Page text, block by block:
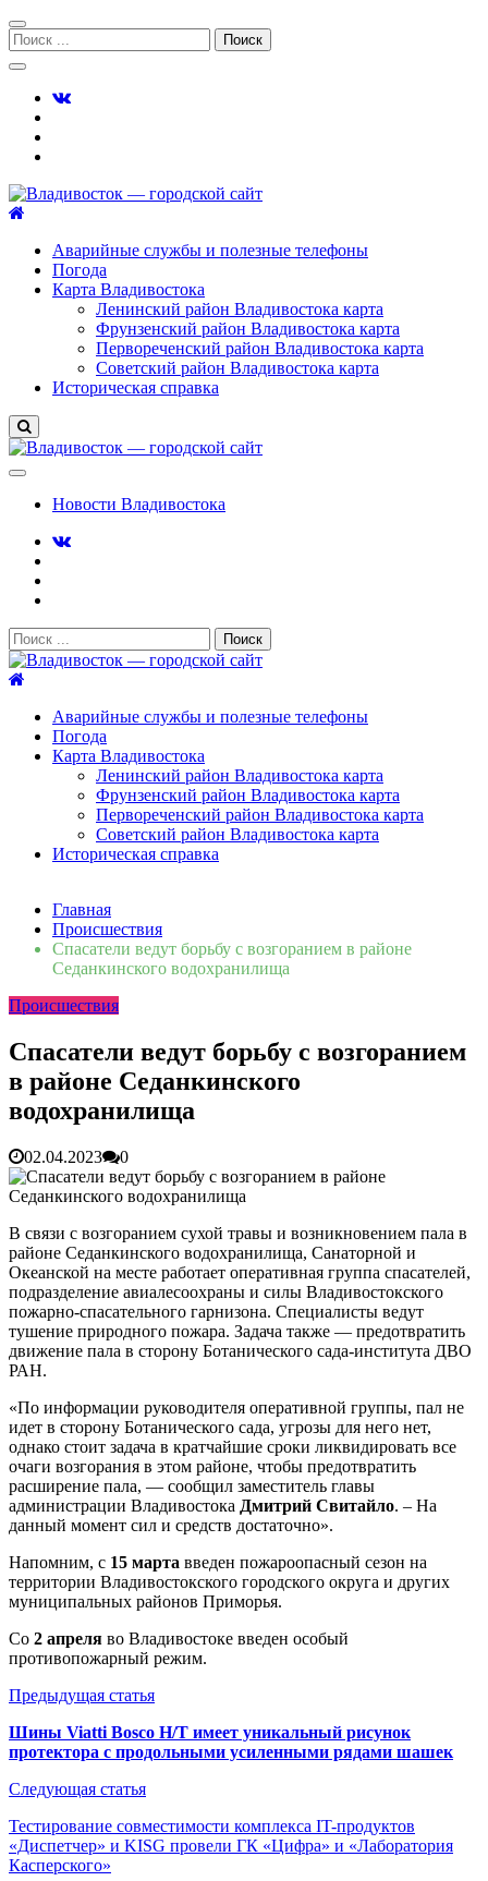
Перейти
к
навигации
Перейти
к
содержимому
Поиск:
Аварийные службы и полезные телефоны
Погода
Карта Владивостока
Ленинский район Владивостока карта
Фрунзенский район Владивостока карта
Первореченский район Владивостока карта
Советский район Владивостока карта
Историческая справка
Новости Владивостока
Поиск:
Аварийные службы и полезные телефоны
Погода
Карта Владивостока
Ленинский район Владивостока карта
Фрунзенский район Владивостока карта
Первореченский район Владивостока карта
Советский район Владивостока карта
Историческая справка
Сломалась бытовая техника во Владивостоке: как
быстро вернуть комфорт в дом и из...06.08.2026
Мобильная реклама на общественном транспорте: как
Во Владивостоке найдут хозяев незаконных сбросов в
Зарядка с полицейскими, бои кудо и семафорная азбука:
во Владивостоке прошла мас... 07.07.2026
Вельгодский Олег Николаевич15.03.2026
Бочин Сергей Витальевич
Ходнева Василиса Валентиновна
Аксенов Александр Валентинович
Русинов Денис Александрович15.03.2026
Главная
Происшествия
Спасатели ведут борьбу с возгоранием в районе
Седанкинского водохранилища
Происшествия
Спасатели ведут борьбу с возгоранием
в районе Седанкинского
водохранилища
02.04.2023 0
В связи с возгоранием сухой травы и возникновением пала в
районе Седанкинского водохранилища, Санаторной и
Океанской на месте работает оперативная группа спасателей,
подразделение авиалесоохраны и силы Владивостокского
пожарно-спасательного гарнизона. Специалисты ведут
тушение природного пожара. Задача также — предотвратить
движение пала в сторону Ботанического сада-института ДВО
РАН.
«По информации руководителя оперативной группы, пал не
идет в сторону Ботанического сада, угрозы для него нет,
однако стоит задача в кратчайшие сроки ликвидировать все
очаги возгорания в этом районе, чтобы предотвратить
расширение пала, — сообщил заместитель главы
администрации Владивостока Дмитрий Свитайло. – На
данный момент сил и средств достаточно».
Напомним, с 15 марта введен пожароопасный сезон на
территории Владивостокского городского округа и других
муниципальных районов Приморья.
Со 2 апреля во Владивостоке введен особый
противопожарный режим.
Навигация
по
записям
Предыдущая статья
Шины Viatti Bosco H/T имеет уникальный рисунок
протектора с продольными усиленными рядами шашек
Следующая статья
Тестирование совместимости комплекса IT-продуктов
«Диспетчер» и KISG провели ГК «Цифра» и «Лаборатория
Касперского»